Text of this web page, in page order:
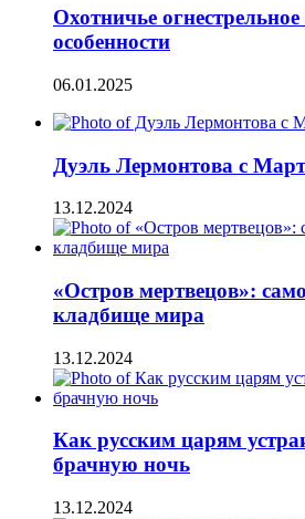
Охотничье
особенности
06.01.2025
Дуэль Лермонтова с
13.12.2024
«Остров мертвецов»:
кладбище мира
13.12.2024
Как русским царям
брачную ночь
13.12.2024